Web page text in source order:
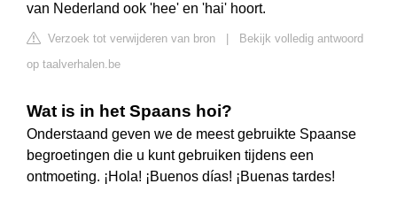
van Nederland ook 'hee' en 'hai' hoort.
Verzoek tot verwijderen van bron
Bekijk volledig antwoord
op taalverhalen.be
Wat is in het Spaans hoi?
Onderstaand geven we de meest gebruikte Spaanse
begroetingen die u kunt gebruiken tijdens een
ontmoeting. ¡Hola! ¡Buenos días! ¡Buenas tardes!